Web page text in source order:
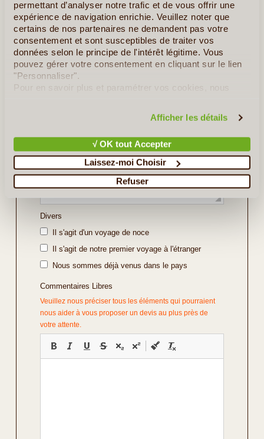
permettant d’analyser notre trafic et de vous offrir une
expérience de navigation enrichie. Veuillez noter que
certains de nos partenaires ne demandent pas votre
consentement et sont susceptibles de traiter vos
données selon le principe de l'intérêt légitime. Vous
pouvez gérer votre consentement en cliquant sur le lien
"Personnaliser".
Pour en savoir plus et paramétrer vos cookies, nous
Afficher les détails
√ OK tout Accepter
Laissez-moi Choisir
Refuser
Indiquez ici les régions ou sites que vous souhaitez
découvrir ou bien l'itinéraire souhaité (soyez le plus
précis possible).
Divers
Il s'agit d'un voyage de noce
Il s'agit de notre premier voyage à l'étranger
Nous sommes déjà venus dans le pays
Commentaires Libres
Veuillez nous préciser tous les éléments qui pourraient
nous aider à vous proposer un devis au plus près de
votre attente.